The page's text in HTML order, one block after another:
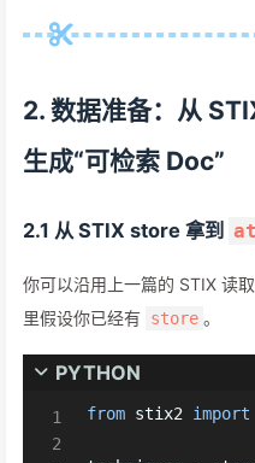
2. 数据准备：从
生成“可检索 Doc”
2.1 从 STIX store 拿到
你可以沿用上一篇的 STIX 读
里假设你已经有 store 。
PYTHON
from stix2 import